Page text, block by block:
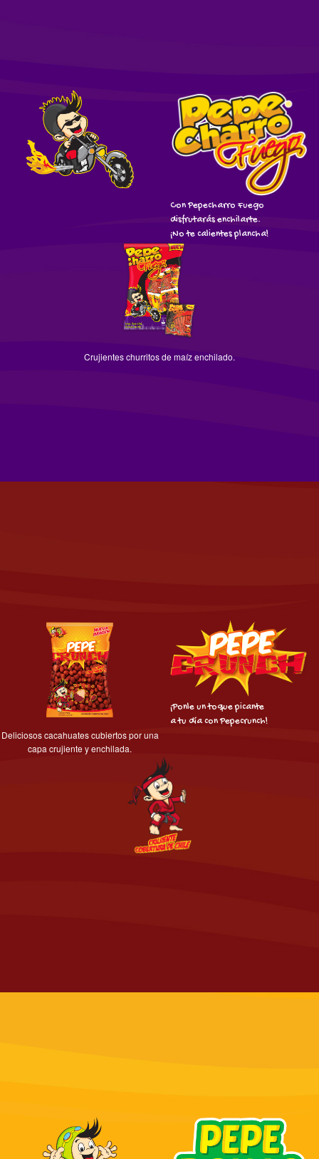
Con Pepecharro Fuego
disfrutarás enchilarte.
¡No te calientes plancha!
Crujientes churritos de maíz enchilado.
Deliciosos cacahuates cubiertos por una
capa crujiente y enchilada.
¡Ponle un toque picante
a tu día con Pepecrunch!